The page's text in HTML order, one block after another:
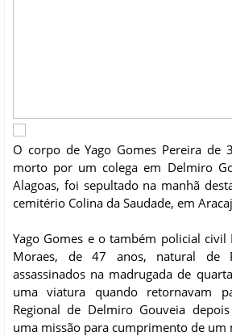
O corpo de Yago Gomes Pereira de
morto por um colega em Delmiro
Alagoas, foi sepultado na manhã
cemitério Colina da Saudade, em
Yago Gomes e o também policial civil
Moraes, de 47 anos, natural de
assassinados na madrugada de
uma viatura quando retornavam
Regional de Delmiro Gouveia
uma missão para cumprimento de um